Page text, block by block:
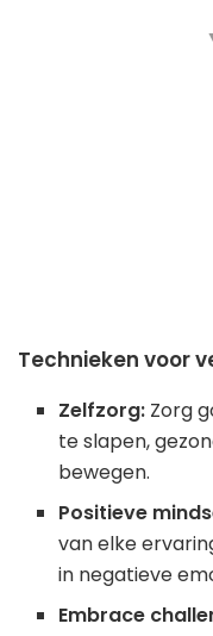
Technieken voor
Zelfzorg: Zorg
te slapen,
bewegen.
Positieve
van elke
in negatieve
Embrace